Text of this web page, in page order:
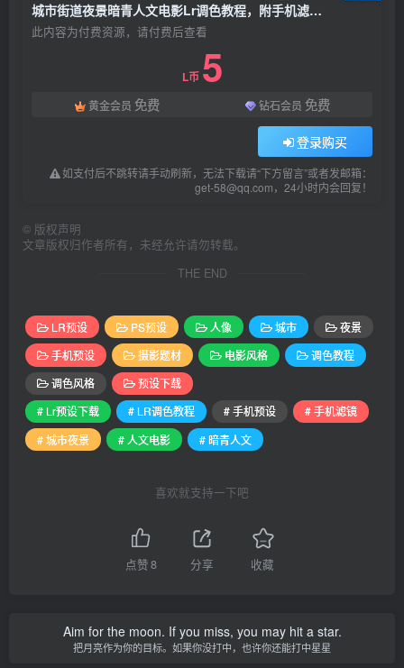
城市街道夜景暗青人文电影Lr调色教程，附手机滤镜Lightroom+PS预设下载！
此内容为付费资源，请付费后查看
L币 5
黄金会员 免费 钻石会员 免费
登录购买
如支付后不跳转请手动刷新，无法下载请“下方留言”或者发邮箱：
get-58@qq.com，24小时内会回复！
© 版权声明
文章版权归作者所有，未经允许请勿转载。
THE END
LR预设 PS预设 人像 城市
夜景
手机预设
摄影题材 电影风格
调色教程
调色风格
预设下载
# Lr预设下载
# LR调色教程 # 手机预设
# 手机滤镜
# 城市夜景
# 人文电影 # 暗青人文
喜欢就支持一下吧
点赞8 分享 收藏
Aim for the moon. If you miss, you may hit a star.
把月亮作为你的目标。如果你没打中，也许你还能打中星星